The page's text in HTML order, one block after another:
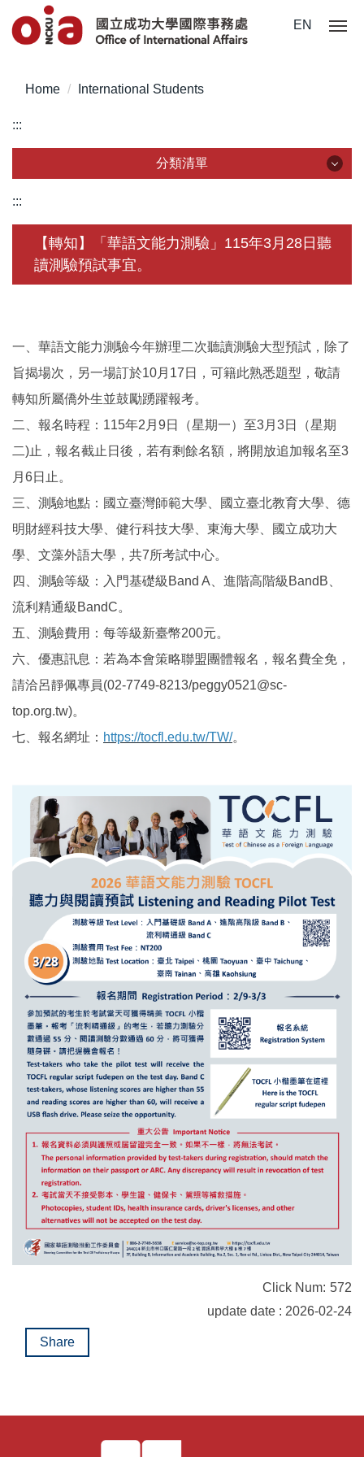
Jump
to
content
EN
Home International Students
:::
分類清單
About Us
Incoming Application
Life @ NCKU
Global Engagement
:::
【轉知】「華語文能力測驗」115年3月28日聽
讀測驗預試事宜。
一、華語文能力測驗今年辦理二次聽讀測驗大型預試，除了
旨揭場次，另一場訂於10月17日，可籍此熟悉題型，敬請
轉知所屬僑外生並鼓勵踴躍報考。
二、報名時程：115年2月9日（星期一）至3月3日（星期
二)止，報名截止日後，若有剩餘名額，將開放追加報名至3
月6日止。
三、測驗地點：國立臺灣師範大學、國立臺北教育大學、德
明財經科技大學、健行科技大學、東海大學、國立成功大
學、文藻外語大學，共7所考試中心。
四、測驗等級：入門基礎級Band A、進階高階級BandB、
流利精通級BandC。
五、測驗費用：每等級新臺幣200元。
六、優惠訊息：若為本會策略聯盟團體報名，報名費全免，
請洽呂靜佩專員(02-7749-8213/peggy0521@sc-
top.org.tw)。
七、報名網址： https://tocfl.edu.tw/TW/。
Click Num: 572
update date : 2026-02-24
Share